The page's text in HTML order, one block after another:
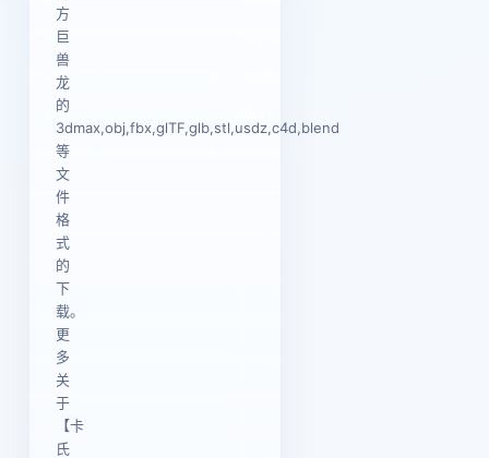
方
巨
兽
龙
的
3dmax,obj,fbx,glTF,glb,stl,usdz,c4d,blend
等
文
件
格
式
的
下
载。
更
多
关
于
【卡
氏